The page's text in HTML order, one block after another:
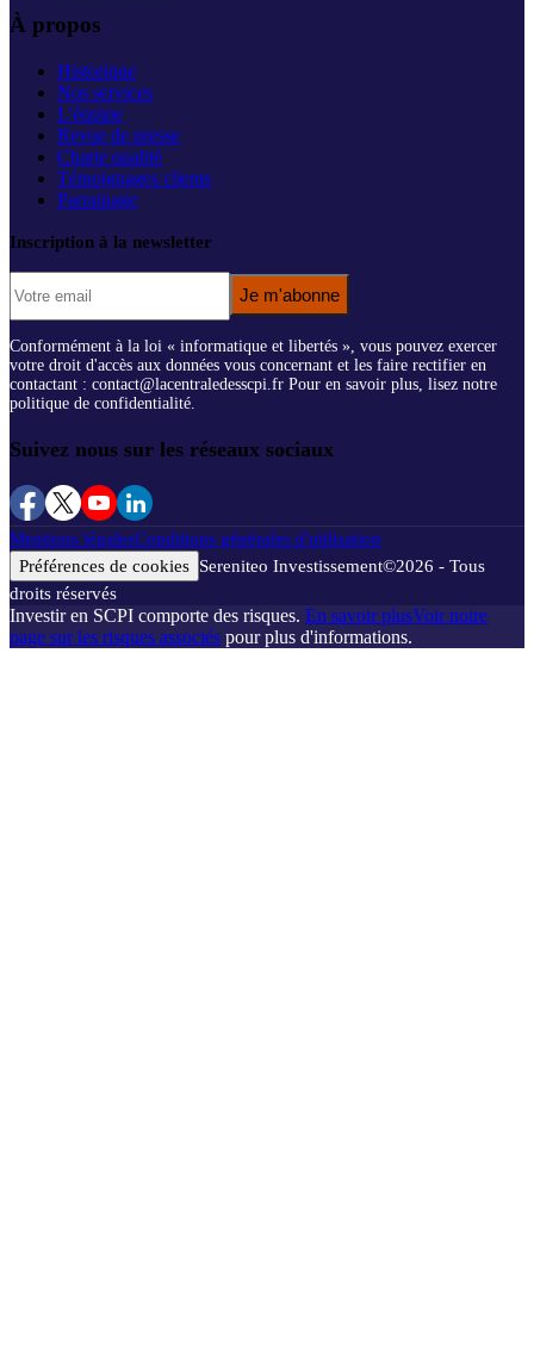
À propos
Historique
Nos services
L'équipe
Revue de presse
Charte qualité
Témoignages clients
Parrainage
Inscription à la newsletter
Je m'abonne
Conformément à la loi « informatique et libertés », vous pouvez exercer
votre droit d'accès aux données vous concernant et les faire rectifier en
contactant : contact@lacentraledesscpi.fr Pour en savoir plus, lisez notre
politique de confidentialité.
Suivez nous sur les réseaux sociaux
Mentions légalesConditions générales d'utilisation
Préférences de cookies Sereniteo Investissement©2026 - Tous
droits réservés
Investir en SCPI comporte des risques. En savoir plusVoir notre
page sur les risques associés pour plus d'informations.